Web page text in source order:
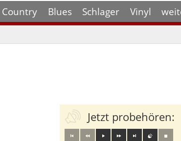
Country Blues Schlager Vinyl
Jetzt probehören: